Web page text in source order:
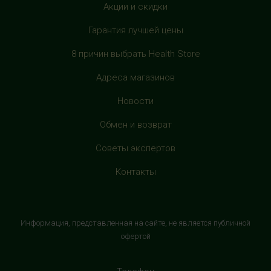
HealthStore в ТРЦ "Филион"
г. Москва, Багратионовский проезд, 5, третий этаж,
рядом с фуд-кортом
HealthStore в ТРЦ "Витте Молл"
магазином "М.Видео"
Домодедово
Акции и скидки
Гарантия лучшей цены
8 причин выбрать Health Store
Адреса магазинов
Новости
Обмен и возврат
Советы экспертов
Контакты
Информация, представленная на сайте, не является публичной
офертой